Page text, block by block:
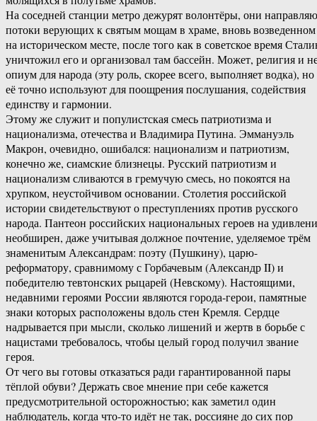
На соседней станции метро дежурят волонтёры, они
потоки верующих к святым мощам в храме, вновь возведенном
на историческом месте, после того как в советское время
уничтожил его и организовал там бассейн. Может, религия и
опиум для народа (эту роль, скорее всего, выполняет водка), но
её точно используют для поощрения послушания, содействия
единству и гармонии.
Этому же служит и популистская смесь патриотизма и
национализма, отечества и Владимира Путина. Эммануэль
Макрон, очевидно, ошибался: национализм и патриотизм,
конечно же, сиамские близнецы. Русский патриотизм и
национализм сливаются в гремучую смесь, но покоятся на
хрупком, неустойчивом основании. Столетия российской
истории свидетельствуют о преступлениях против русского
народа. Пантеон российских национальных героев на
необширен, даже учитывая должное почтение, уделяемое трём
знаменитым Александрам: поэту (Пушкину), царю-
реформатору, сравнимому с Горбачевым (Александр II) и
победителю тевтонских рыцарей (Невскому). Настоящими,
недавними героями России являются города-герои, памятные
знаки которых расположены вдоль стен Кремля. Сердце
надрывается при мысли, сколько лишений и жертв в борьбе с
нацистами требовалось, чтобы целый город получил звание
героя.
От чего вы готовы отказаться ради гарантированной пары
тёплой обуви? Держать свое мнение при себе кажется
предусмотрительной осторожностью; как заметил один
наблюдатель, когда что-то идёт не так, россияне до сих пор